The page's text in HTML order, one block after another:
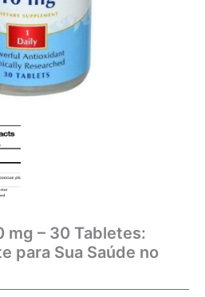
mg – 30 Tabletes:
para Sua Saúde no